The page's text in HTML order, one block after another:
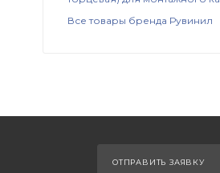
Все товары бренда Рувинил
ОТПРАВИТЬ ЗАЯВКУ